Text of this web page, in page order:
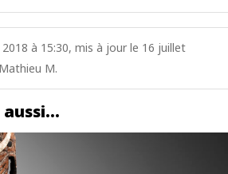
à 15:30, mis à jour le 16 juillet
M.
aussi…